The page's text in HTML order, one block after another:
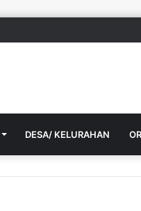
DESA/ KELURAHAN